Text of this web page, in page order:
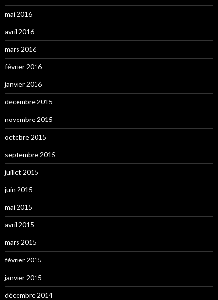
mai 2016
avril 2016
mars 2016
février 2016
janvier 2016
décembre 2015
novembre 2015
octobre 2015
septembre 2015
juillet 2015
juin 2015
mai 2015
avril 2015
mars 2015
février 2015
janvier 2015
décembre 2014